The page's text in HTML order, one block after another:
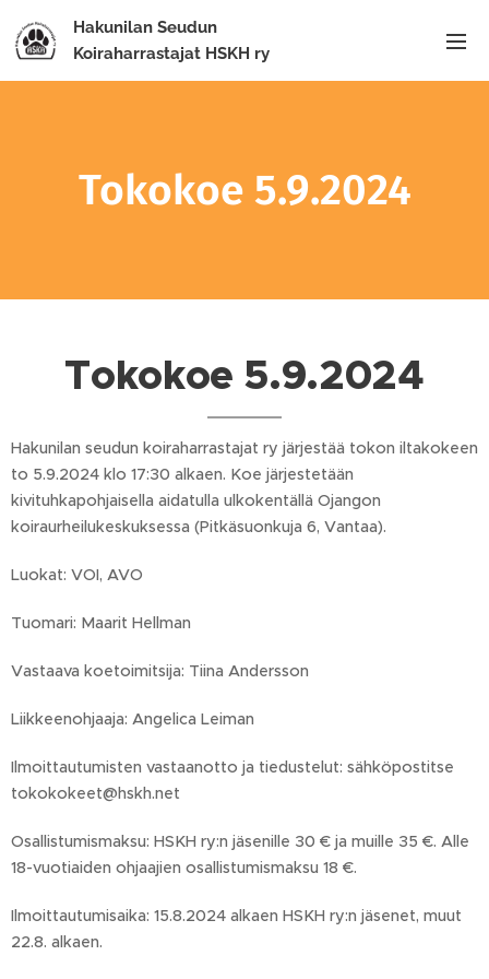
Hakunilan Seudun
Koiraharrastajat HSKH ry
Tokokoe 5.9.2024
Tokokoe 5.9.2024
Hakunilan seudun koiraharrastajat ry järjestää tokon iltakokeen
to 5.9.2024 klo 17:30 alkaen. Koe järjestetään
kivituhkapohjaisella aidatulla ulkokentällä Ojangon
koiraurheilukeskuksessa (Pitkäsuonkuja 6, Vantaa).
Luokat: VOI, AVO
Tuomari: Maarit Hellman
Vastaava koetoimitsija: Tiina Andersson
Liikkeenohjaaja: Angelica Leiman
Ilmoittautumisten vastaanotto ja tiedustelut: sähköpostitse
tokokokeet@hskh.net
Osallistumismaksu: HSKH ry:n jäsenille 30 € ja muille 35 €. Alle
18-vuotiaiden ohjaajien osallistumismaksu 18 €.
Ilmoittautumisaika: 15.8.2024 alkaen HSKH ry:n jäsenet, muut
22.8. alkaen.